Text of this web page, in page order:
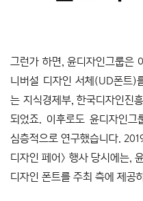
그런가 하면, 윤디자인그룹은
니버설 디자인 서체(UD폰트)
는 지식경제부, 한국디자인진
되었죠. 이후로도 윤디자인
심층적으로 연구했습니다.
디자인 페어〉 행사 당시에는,
디자인 폰트를 주최 측에 제공